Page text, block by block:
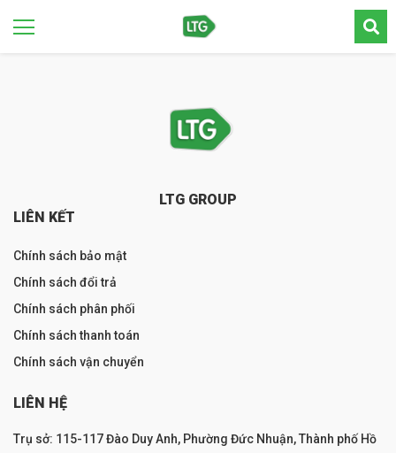
LTG GROUP
LIÊN KẾT
Chính sách bảo mật
Chính sách đổi trả
Chính sách phân phối
Chính sách thanh toán
Chính sách vận chuyển
LIÊN HỆ
Trụ sở: 115-117 Đào Duy Anh, Phường Đức Nhuận, Thành phố Hồ